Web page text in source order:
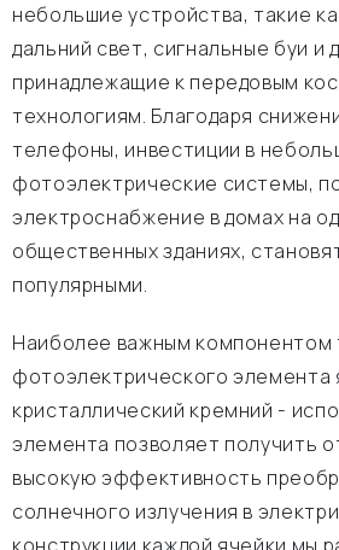
небольшие устройства, такие
дальний свет, сигнальные буи и
принадлежащие к передовым
технологиям. Благодаря
телефоны, инвестиции в
фотоэлектрические системы,
электроснабжение в домах на
общественных зданиях,
популярными.
Наиболее важным компонентом
фотоэлектрического элемента
кристаллический кремний -
элемента позволяет получить
высокую эффективность
солнечного излучения в